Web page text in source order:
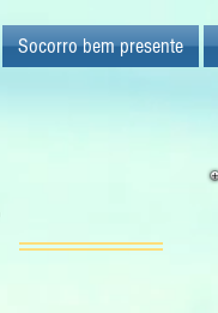
Socorro bem presente